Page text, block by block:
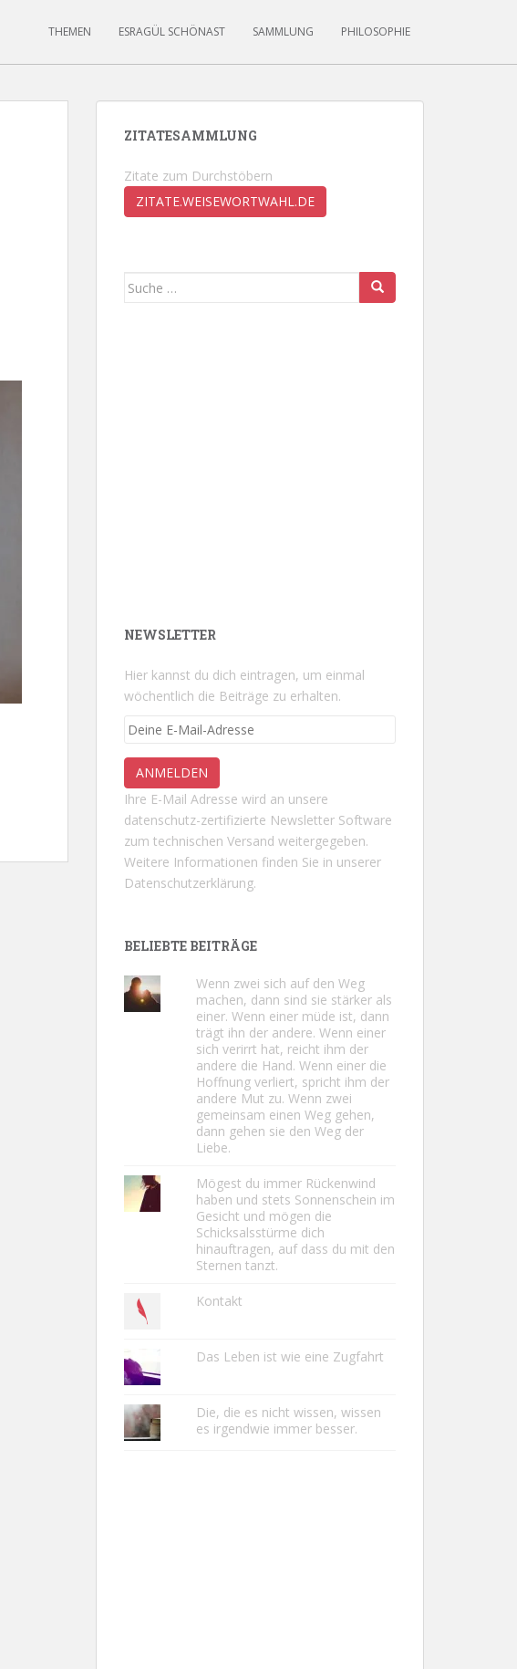
THEMEN ESRAGÜL SCHÖNAST SAMMLUNG PHILOSOPHIE
ZITATESAMMLUNG
Zitate zum Durchstöbern
ZITATE.WEISEWORTWAHL.DE
Suche
NEWSLETTER
Hier kannst du dich eintragen, um einmal
wöchentlich die Beiträge zu erhalten.
Ihre E-Mail Adresse wird an unsere
datenschutz-zertifizierte Newsletter Software
zum technischen Versand weitergegeben.
Weitere Informationen finden Sie in unserer
Datenschutzerklärung.
BELIEBTE BEITRÄGE
Wenn zwei sich auf den Weg
machen, dann sind sie stärker als
einer. Wenn einer müde ist, dann
trägt ihn der andere. Wenn einer
sich verirrt hat, reicht ihm der
andere die Hand. Wenn einer die
Hoffnung verliert, spricht ihm der
andere Mut zu. Wenn zwei
gemeinsam einen Weg gehen,
dann gehen sie den Weg der
Liebe.
Mögest du immer Rückenwind
haben und stets Sonnenschein im
Gesicht und mögen die
Schicksalsstürme dich
hinauftragen, auf dass du mit den
Sternen tanzt.
Kontakt
Das Leben ist wie eine Zugfahrt
Die, die es nicht wissen, wissen
es irgendwie immer besser.